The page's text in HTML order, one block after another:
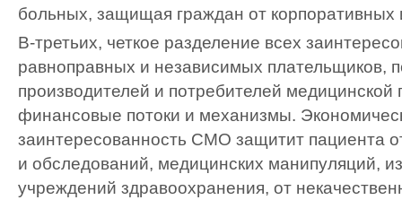
больных, защищая граждан от корпоративных
В-третьих, четкое разделение всех
равноправных и независимых плательщиков,
производителей и потребителей
финансовые потоки и механизмы.
заинтересованность СМО защитит пациента
и обследований, медицинских манипуляций,
учреждений здравоохранения, от